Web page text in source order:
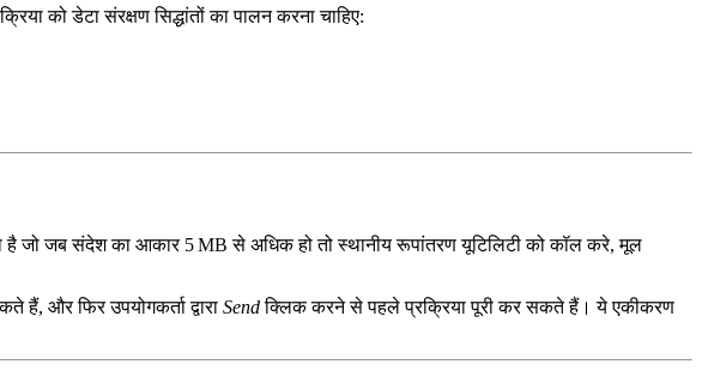
को डेटा संरक्षण सिद्धांतों का पालन करना चाहिए:
जो जब संदेश का आकार 5 MB से अधिक हो तो स्थानीय रूपांतरण यूटिलिटी को कॉल करे, मूल
और फिर उपयोगकर्ता द्वारा Sendक्लिक करने से पहले प्रक्रिया पूरी कर सकते हैं। ये एकीकरण